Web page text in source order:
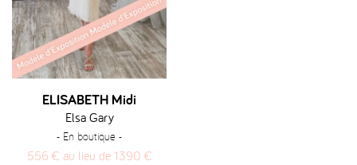
ELISABETH Midi
Elsa Gary
- En boutique -
556 € au lieu de 1390 €